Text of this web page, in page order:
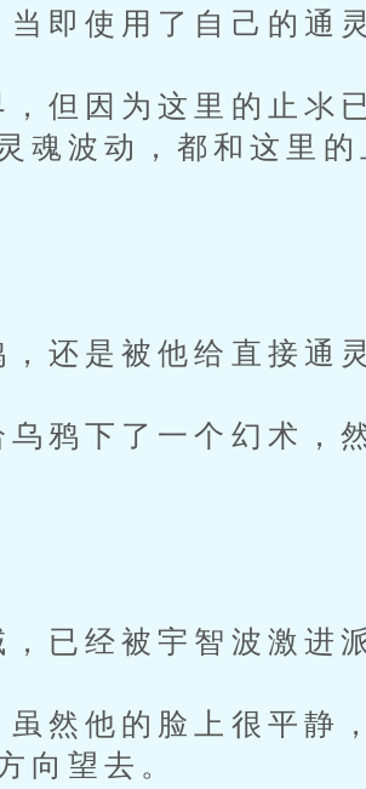
即使用了自己的通灵
但因为这里的止氺
魂波动，都和这里
还是被他给直接通灵
鸦下了一个幻术，
已经被宇智波激进派
然他的脸上很平静
向望去。